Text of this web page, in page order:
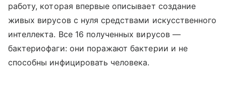
работу, которая впервые описывает создание
живых вирусов с нуля средствами искусственного
интеллекта. Все 16 полученных вирусов —
бактериофаги: они поражают бактерии и не
способны инфицировать человека.